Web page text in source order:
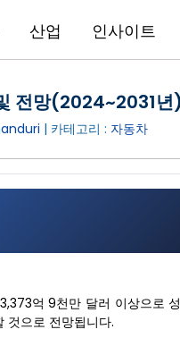
산업 인사이트
전망(2024~2031년)
| 카테고리 : 자동차
억 9천만 달러 이상으로
것으로 전망됩니다.